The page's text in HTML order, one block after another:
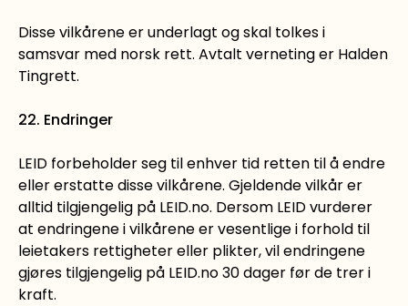
Disse vilkårene er underlagt og skal tolkes i
samsvar med norsk rett. Avtalt verneting er Halden
Tingrett.
22. Endringer
LEID forbeholder seg til enhver tid retten til å endre
eller erstatte disse vilkårene. Gjeldende vilkår er
alltid tilgjengelig på LEID.no. Dersom LEID vurderer
at endringene i vilkårene er vesentlige i forhold til
leietakers rettigheter eller plikter, vil endringene
gjøres tilgjengelig på LEID.no 30 dager før de trer i
kraft.